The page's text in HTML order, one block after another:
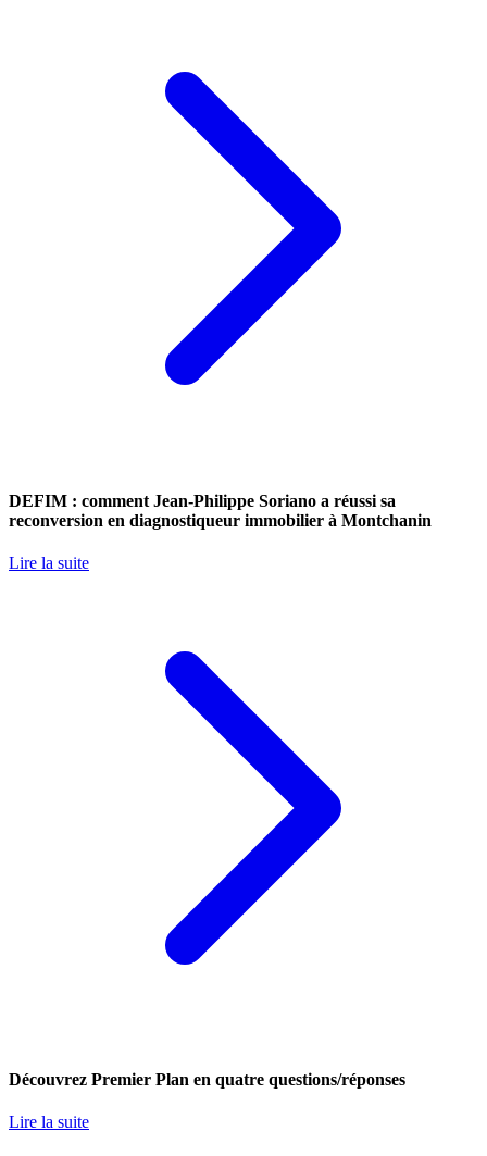
DEFIM : comment Jean-Philippe Soriano a réussi sa
reconversion en diagnostiqueur immobilier à Montchanin
Lire la suite
Découvrez Premier Plan en quatre questions/réponses
Lire la suite